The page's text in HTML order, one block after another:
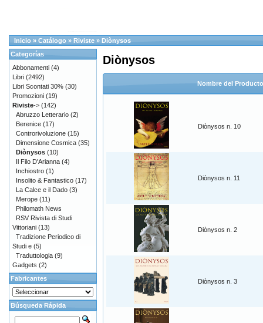
Inicio » Catálogo » Riviste » Diònysos
Diònysos
Nombre del
Diònysos n. 10
Diònysos n. 11
Diònysos n. 2
Diònysos n. 3
Categorías
Abbonamenti (4)
Libri (2492)
Libri Scontati 30% (30)
Promozioni (19)
Riviste-> (142)
Abruzzo Letterario (2)
Berenice (17)
Controrivoluzione (15)
Dimensione Cosmica (35)
Diònysos (10)
Il Filo D'Arianna (4)
Inchiostro (1)
Insolito & Fantastico (17)
La Calce e il Dado (3)
Merope (11)
Philomath News
RSV Rivista di Studi
Vittoriani (13)
Tradizione Periodico di
Studi e (5)
Traduttologia (9)
Gadgets (2)
Fabricantes
Búsqueda Rápida